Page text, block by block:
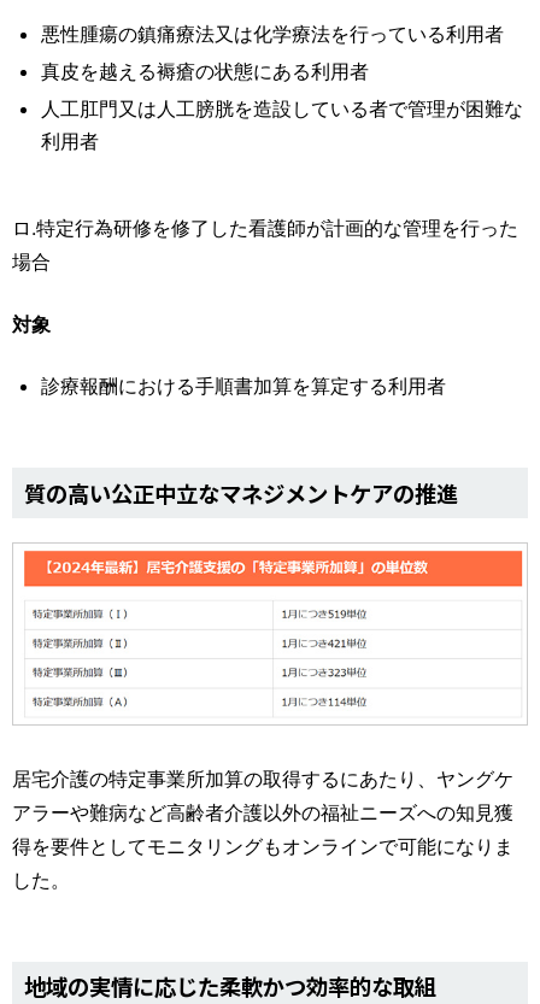
悪性腫瘍の鎮痛療法又は化学療法を行っている利用者
真皮を越える褥瘡の状態にある利用者
人工肛門又は人工膀胱を造設している者で管理が困難な
利用者
ロ.特定行為研修を修了した看護師が計画的な管理を行った
場合
対象
診療報酬における手順書加算を算定する利用者
質の高い公正中立なマネジメントケアの推進
居宅介護の特定事業所加算の取得するにあたり、ヤングケ
アラーや難病など高齢者介護以外の福祉ニーズへの知見獲
得を要件としてモニタリングもオンラインで可能になりま
した。
地域の実情に応じた柔軟かつ効率的な取組